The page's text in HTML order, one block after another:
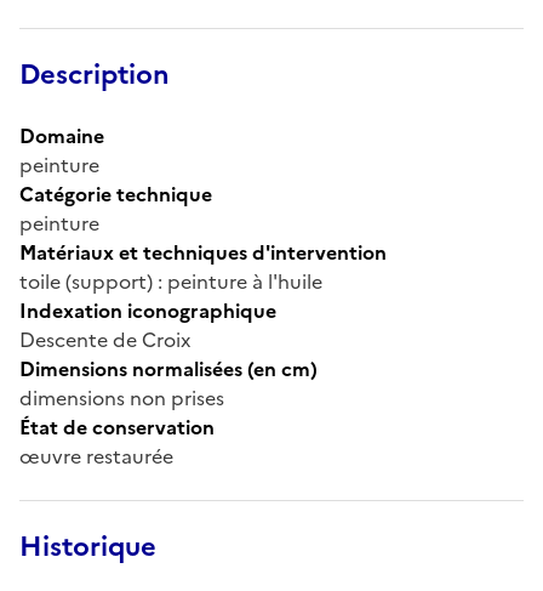
Description
Domaine
peinture
Catégorie technique
peinture
Matériaux et techniques d'intervention
toile (support) : peinture à l'huile
Indexation iconographique
Descente de Croix
Dimensions normalisées (en cm)
dimensions non prises
État de conservation
œuvre restaurée
Historique